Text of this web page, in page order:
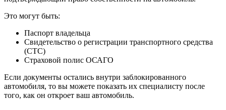
Это могут быть:
Паспорт владельца
Свидетельство о регистрации транспортного средства
(СТС)
Страховой полис ОСАГО
Если документы остались внутри заблокированного
автомобиля, то вы можете показать их специалисту после
того, как он откроет ваш автомобиль.